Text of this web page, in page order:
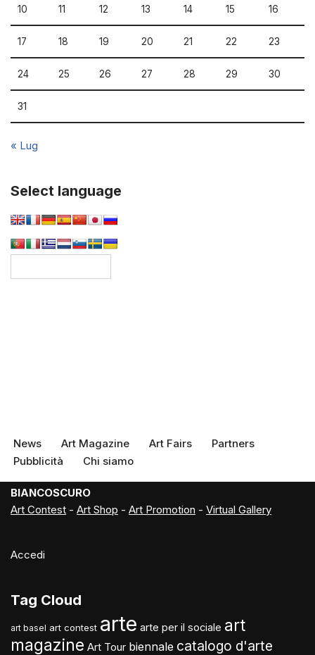
10 11 12 13 14 15 16
17 18 19 20 21 22 23
24 25 26 27 28 29 30
31
« Lug
Select language
News Art Magazine Art Fairs
Partners
Pubblicità
Chi siamo
BIANCOSCURO
Art Contest - Art Shop - Art Promotion - Virtual Gallery
Accedi
Tag Cloud
art basel art contest arte arte per il sociale art
magazine Art Tour biennale catalogo d'arte